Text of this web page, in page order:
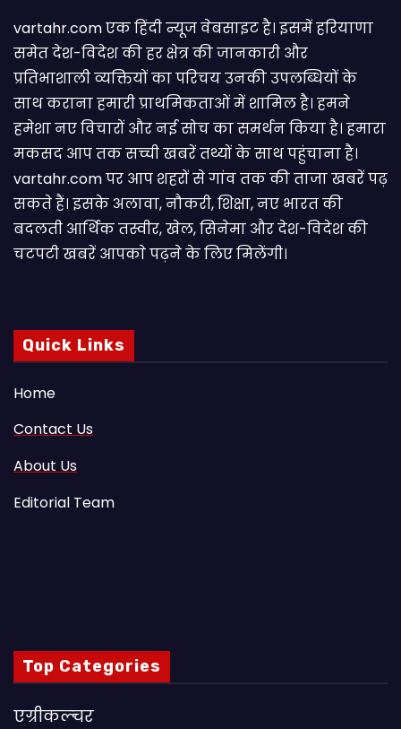
vartahr.com एक हिंदी न्यूज वेबसाइट है। इसमें हरियाणा
समेत देश-विदेश की हर क्षेत्र की जानकारी और
प्रतिभाशाली व्यक्तियों का परिचय उनकी उपलब्धियों के
साथ कराना हमारी प्राथमिकताओं में शामिल है। हमने
हमेशा नए विचारों और नई सोच का समर्थन किया है। हमारा
मकसद आप तक सच्ची खबरें तथ्यों के साथ पहुंचाना है।
vartahr.com पर आप शहरों से गांव तक की ताजा खबरें पढ़
सकते हैं। इसके अलावा, नौकरी, शिक्षा, नए भारत की
बदलती आर्थिक तस्वीर, खेल, सिनेमा और देश-विदेश की
चटपटी खबरें आपकाे पढ़ने के लिए मिलेंगी।
Quick Links
Home
Contact Us
About Us
Editorial Team
Top Categories
एग्रीकल्चर